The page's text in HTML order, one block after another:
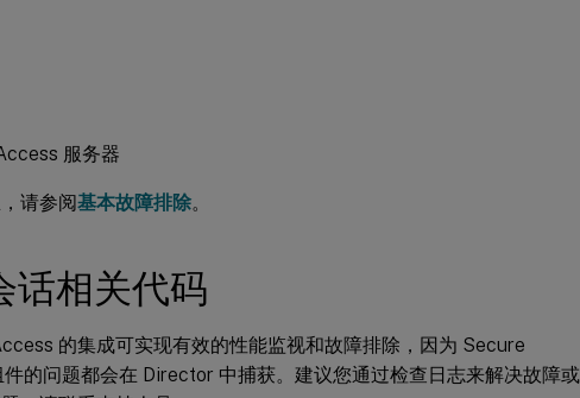
服务器
请参阅基本故障排除。
话相关代码
的集成可实现有效的性能监视和故障排除，因为 Secure
的问题都会在 Director 中捕获。建议您通过检查日志来解决故障或